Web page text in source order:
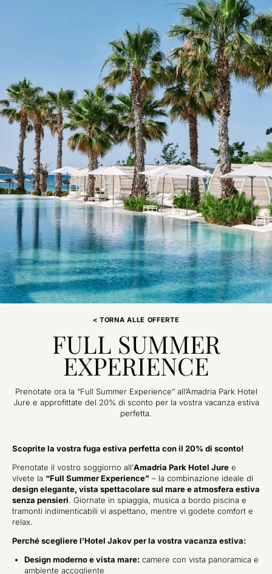
< TORNA ALLE OFFERTE
FULL SUMMER
EXPERIENCE
Prenotate ora la “Full Summer Experience” all’Amadria Park Hotel
Jure e approfittate del 20% di sconto per la vostra vacanza estiva
perfetta.
Scoprite la vostra fuga estiva perfetta con il 20% di sconto!
Prenotate il vostro soggiorno all’Amadria Park Hotel Jure e
vivete la “Full Summer Experience” – la combinazione ideale di
design elegante, vista spettacolare sul mare e atmosfera estiva
senza pensieri. Giornate in spiaggia, musica a bordo piscina e
tramonti indimenticabili vi aspettano, mentre vi godete comfort e
relax.
Perché scegliere l’Hotel Jakov per la vostra vacanza estiva:
Design moderno e vista mare: camere con vista panoramica e
ambiente accogliente